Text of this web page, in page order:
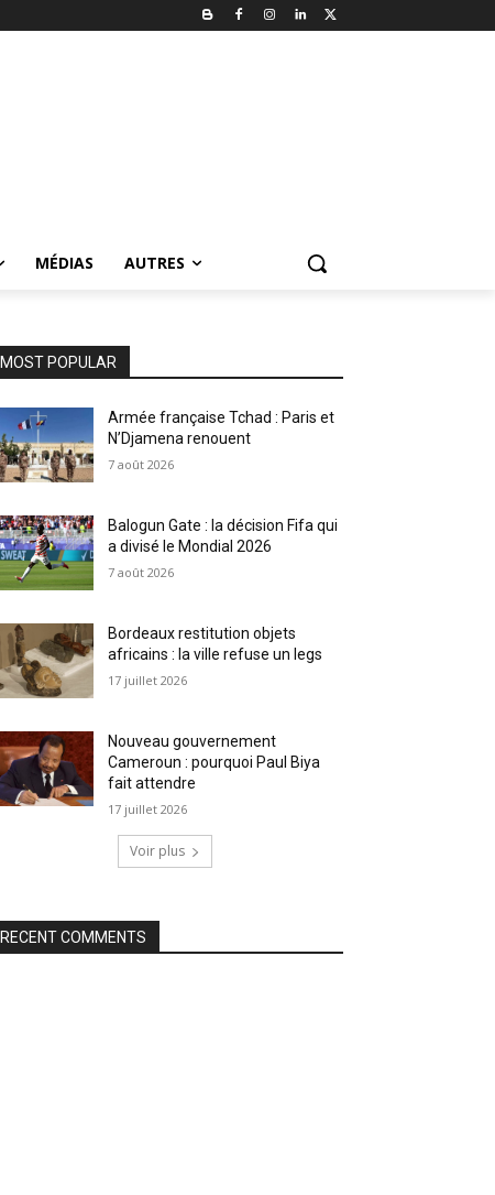
MÉDIAS AUTRES
MOST POPULAR
Armée française Tchad : Paris et
N’Djamena renouent
7 août 2026
Balogun Gate : la décision Fifa qui
a divisé le Mondial 2026
7 août 2026
Bordeaux restitution objets
africains : la ville refuse un legs
17 juillet 2026
Nouveau gouvernement
Cameroun : pourquoi Paul Biya
fait attendre
17 juillet 2026
Voir plus
RECENT COMMENTS